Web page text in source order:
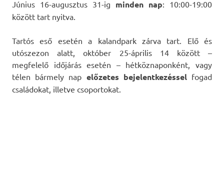
Június 16-augusztus 31-ig minden nap: 10:00-19:00
között tart nyitva.
Tartós eső esetén a kalandpark zárva tart. Elő és
utószezon alatt, október 25-április 14 között –
megfelelő időjárás esetén – hétköznaponként, vagy
télen bármely nap előzetes bejelentkezésselfogad
családokat, illetve csoportokat.